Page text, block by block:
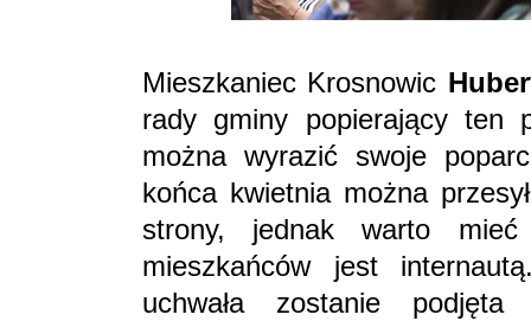
Mieszkaniec Krosnowic
rady gminy popierający
można wyrazić swoje
końca kwietnia można
strony, jednak warto
mieszkańców jest
uchwała zostanie